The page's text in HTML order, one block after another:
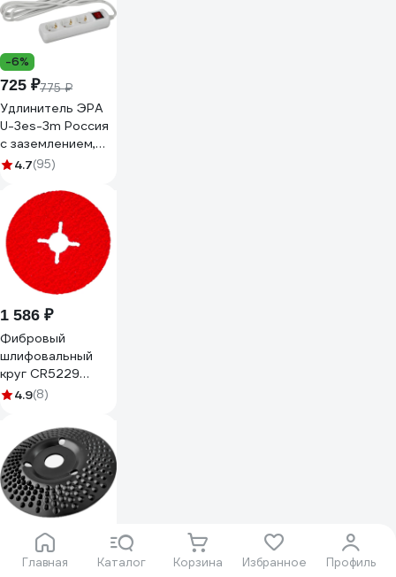
Главная Каталог Корзина Избранное Профиль
-6%
725 ₽775 ₽
Удлинитель ЭРА
U-3es-3m Россия
с заземлением,
3x1мм2, 16A, ПВС, с
Б0028378
4.7(95)
1 586 ₽
Фибровый
шлифовальный
круг CR5229
125x22 мм,
шт Interflex
3024362501-10
4.9(8)
643 ₽
Диск